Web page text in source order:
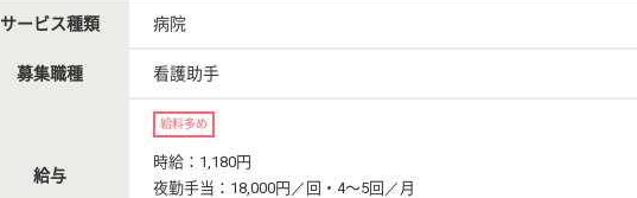
サービス種類 病院
募集職種 看護助手
給与
給料多め
時給：1,180円
夜勤手当：18,000円／回・4〜5回／月